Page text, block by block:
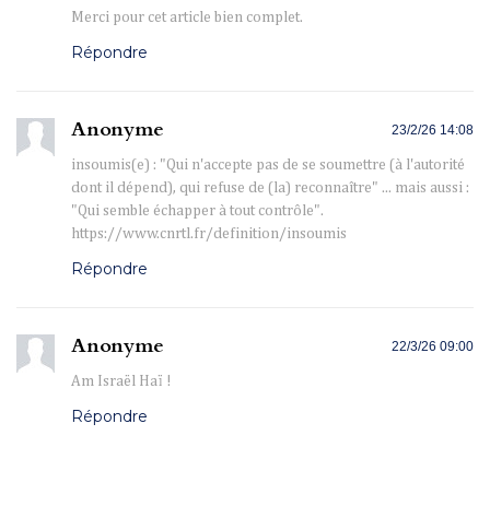
Merci pour cet article bien complet.
Répondre
Anonyme 23/2/26 14:08
insoumis(e) : "Qui n'accepte pas de se soumettre (à l'autorité
dont il dépend), qui refuse de (la) reconnaître" ... mais aussi :
"Qui semble échapper à tout contrôle".
https://www.cnrtl.fr/definition/insoumis
Répondre
Anonyme 22/3/26 09:00
Am Israël Haï !
Répondre